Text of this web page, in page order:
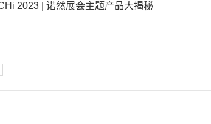
2023 | 诺然展会主题产品大揭秘